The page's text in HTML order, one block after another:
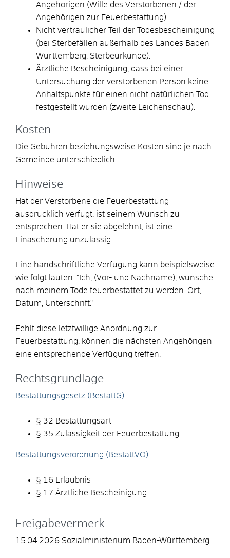
Angehörigen (Wille des Verstorbenen / der
Angehörigen zur Feuerbestattung).
Nicht vertraulicher Teil der Todesbescheinigung
(bei Sterbefällen außerhalb des Landes Baden-
Württemberg: Sterbeurkunde).
Ärztliche Bescheinigung, dass bei einer
Untersuchung der verstorbenen Person keine
Anhaltspunkte für einen nicht natürlichen Tod
festgestellt wurden (zweite Leichenschau).
Kosten
Die Gebühren beziehungsweise Kosten sind je nach
Gemeinde unterschiedlich.
Hinweise
Hat der Verstorbene die Feuerbestattung
ausdrücklich verfügt, ist seinem Wunsch zu
entsprechen. Hat er sie abgelehnt, ist eine
Einäscherung unzulässig.
Eine handschriftliche Verfügung kann beispielsweise
wie folgt lauten: "Ich, (Vor- und Nachname), wünsche
nach meinem Tode feuerbestattet zu werden. Ort,
Datum, Unterschrift."
Fehlt diese letztwillige Anordnung zur
Feuerbestattung, können die nächsten Angehörigen
eine entsprechende Verfügung treffen.
Rechtsgrundlage
Bestattungsgesetz (BestattG):
§ 32 Bestattungsart
§ 35 Zulässigkeit der Feuerbestattung
Bestattungsverordnung (BestattVO):
§ 16 Erlaubnis
§ 17 Ärztliche Bescheinigung
Freigabevermerk
15.04.2026 Sozialministerium Baden-Württemberg